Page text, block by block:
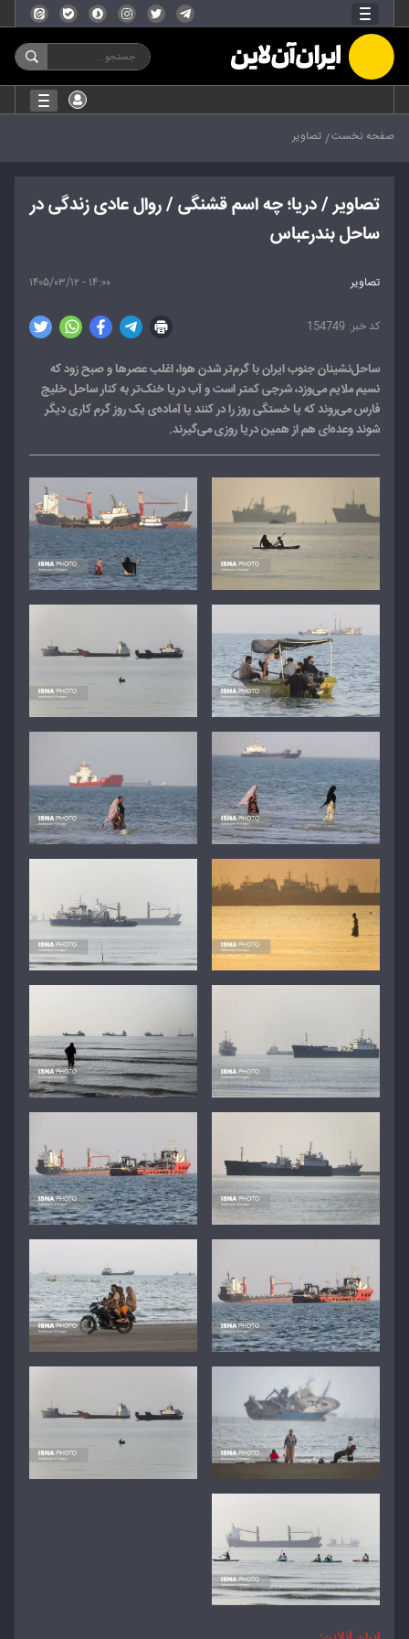
صفحه نخست تصاویر
تصاویر / دریا؛ چه اسم قشنگی / روال عادی زندگی در
ساحل بندرعباس
تصاویر ۱۴:۰۰ - ۱۴۰۵/۰۳/۱۲
154749
ساحل‌نشینان جنوب ایران با گرم‌تر شدن هوا، اغلب عصرها و صبح زود که
نسیم ملایم می‌وزد، شرجی کمتر است و آب دریا خنک‌تر به کنار ساحل خلیج
فارس می‌روند که یا خستگی روز را در کنند یا آماده‌ی یک روز گرم کاری دیگر
شوند وعده‌ای هم از همین دریا روزی می‌گیرند.